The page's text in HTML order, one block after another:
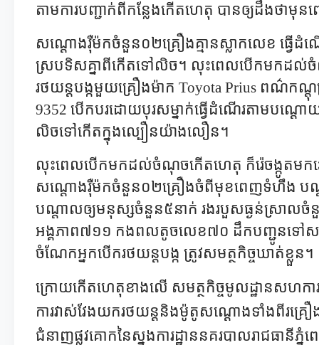
តាមការបញ្ជាក់ពីកន្លែងកើតហេតុ បានឲ្យដឹងថា
សណ្តោងរ៉ឺម៉កចំនួន០២គ្រឿងគ្មានស្លាកលេខ ធ្វើដំ
ស្របទិសគ្នាពីកើតទៅលិច។ លុះពេលបើកមកដល់ចំ
រថយន្តបង្កមួយគ្រឿងម៉ាក Toyota Prius ពណ៌កណ្តុប្
9352 បើកបរដោយបុរសម្នាក់ធ្វើដំណើរតាមបណ្តោ
លិចទៅកើតក្នុងល្បឿនយ៉ាងលឿន។
លុះពេលបើកមកដល់ចំណុចកើតហេតុ ក៏រ៉េចង្កូតមកឆ្វ
សណ្តោងរ៉ឺម៉កចំនួន០២គ្រឿងចំពីមុខពេញទំហឹង បណ្តា
បណ្តាលឲ្យមនុស្សចំនួន៥នាក់ រងរបួសធ្ងន់ស្រាលចំនួ
អង្គភាព៧១១ កងពលតូចលេខ៧០ ដឹកបញ្ជូនទៅសង្រ្
ចំណែកអ្នកបើករថយន្តបង្ក ត្រូវសមត្ថកិច្ចឃាត់ខ្លួន។
ក្រោយកើតហេតុខាងលើ សមត្ថកិច្ចមូលដ្ឋានសហកា
ការវាស់វែងយករថយន្តនិងម៉ូតូសណ្ដោងទាំងពីរគ្រ
ជំនាញផ្លូវគោកនៃស្នងការដ្ឋាននគរបាលរាជធានីភ្